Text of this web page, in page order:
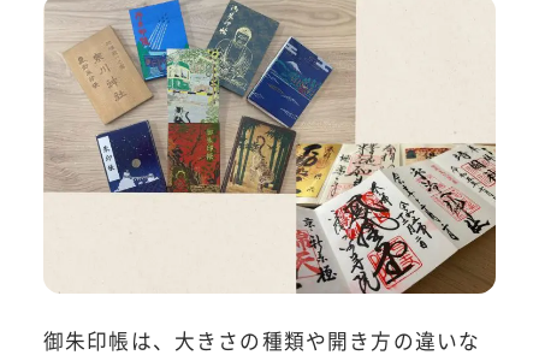
御朱印帳は、大きさの種類や開き方の違いな